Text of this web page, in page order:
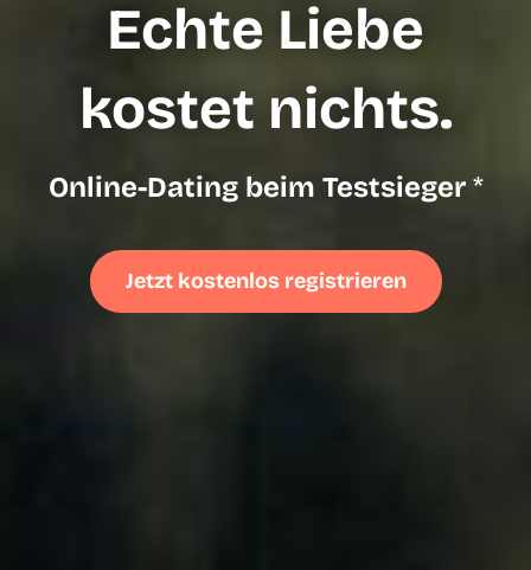
Echte Liebe
kostet nichts.
Online-Dating beim Testsieger *
Jetzt kostenlos registrieren